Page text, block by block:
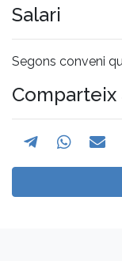
Salari
Segons conveni